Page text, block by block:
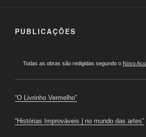
PUBLICAÇÕES
Todas as obras são redigidas segundo o Novo
“O Livrinho Vermelho”
“Histórias Improváveis | no mundo das artes”